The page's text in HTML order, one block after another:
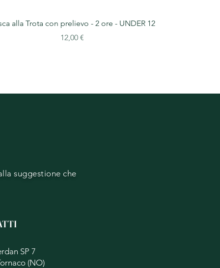
alla Trota con prelievo - 2 ore - UNDER 12
Prezzo
12,00 €
suggestione che
SP 7
(NO)